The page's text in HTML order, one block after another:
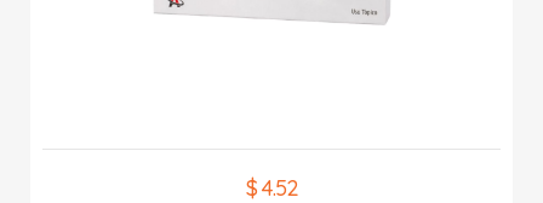
$ 4.52